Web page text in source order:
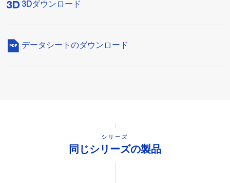
3Dダウンロード
データシートのダウンロード
シリーズ
同じシリーズの製品